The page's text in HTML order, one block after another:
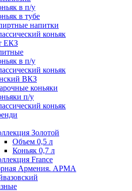
в п/у
в тубе
напитки
коньяк
ЕКЗ
в п/у
коньяк
ВКЗ
коньяки
п/у
коньяк
Золотой
Объем 0,5 л
Коньяк 0,7 л
France
Армения. АРМА